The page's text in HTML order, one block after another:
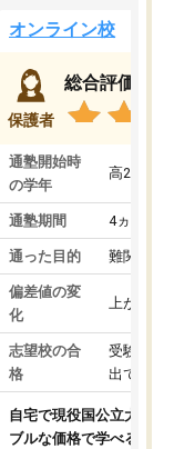
オンライン校
保護者
総合評価
通塾開始時
の学年
高2
通塾期間 4ヵ月～1
通った目的 難関私立
偏差値の変
化
上がった
志望校の合
格
受験して
出ていな
自宅で現役国公立大学生
ブルな価格で学べる